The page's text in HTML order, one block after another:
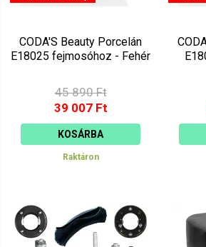
CODA'S Beauty Porcelán
E18025 fejmosóhoz - Fehér
45 890 Ft
39 007 Ft
KOSÁRBA
Raktáron